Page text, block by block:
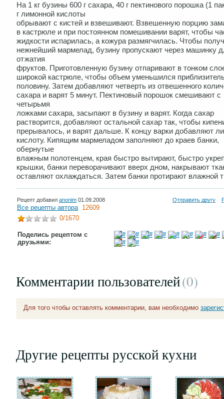
На 1 кг бузины 600 г сахара, 40 г пектинового порошка (1
г лимонной кислоты
обрывают с кистей и взвешивают. Взвешенную порцию
в кастрюле и при постоянном помешивании варят, чтобы
жидкости испарилась, а кожура размягчилась. Чтобы
нежнейший мармелад, бузину пропускают через машинку
отжатия
фруктов. Приготовленную бузину отпаривают в тонком
широкой кастрюле, чтобы объем уменьшился
половину. Затем добавляют четверть из отвешенного
сахара и варят 5 минут. Пектиновый порошок смешивают с
четырьмя
ложками сахара, засыпают в бузину и варят. Когда сахар
растворится, добавляют остальной сахар так, чтобы
прерывалось, и варят дальше. К концу варки добавляют
кислоту. Кипящим мармеладом заполняют до краев банки,
обернутые
влажным полотенцем, края быстро вытирают, быстро
крышки, банки переворачивают вверх дном, накрывают
оставляют охлаждаться. Затем банки протирают влажной
Рецепт добавил anonim 01.09.2008 Отправить другу
Все рецепты автора 12609
0/1670
Поделись рецептом с
друзьями:
Комментарии пользователей(0)
Для того чтобы оставлять комментарии, вам необходимо
Другие рецепты русской кухни